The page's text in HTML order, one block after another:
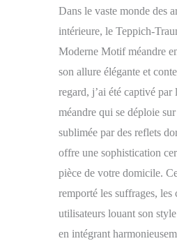
Dans le vaste monde des
intérieure, le Teppich-
Moderne Motif méandre
son allure élégante et
regard, j’ai été captivé
méandre qui se déploie
sublimée par des reflets
offre une sophistication
pièce de votre domicile.
remporté les suffrages, les
utilisateurs louant son
en intégrant